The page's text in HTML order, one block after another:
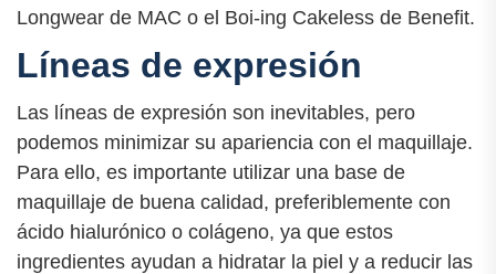
Longwear de MAC o el Boi-ing Cakeless de Benefit.
Líneas de expresión
Las líneas de expresión son inevitables, pero
podemos minimizar su apariencia con el maquillaje.
Para ello, es importante utilizar una base de
maquillaje de buena calidad, preferiblemente con
ácido hialurónico o colágeno, ya que estos
ingredientes ayudan a hidratar la piel y a reducir las